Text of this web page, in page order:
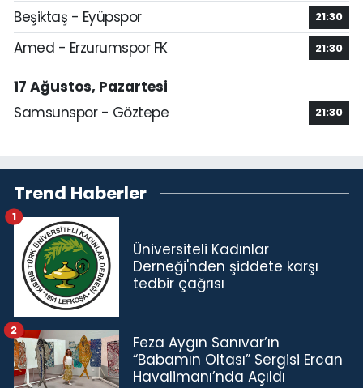
Beşiktaş - Eyüpspor 21:30
Amed - Erzurumspor FK 21:30
17 Ağustos, Pazartesi
Samsunspor - Göztepe
21:30
Trend Haberler
Üniversiteli Kadınlar
Derneği'nden şiddete karşı
tedbir çağrısı
1
Feza Aygın Sanıvar’ın
“Babamın Oltası” Sergisi Ercan
Havalimanı’nda Açıldı
2